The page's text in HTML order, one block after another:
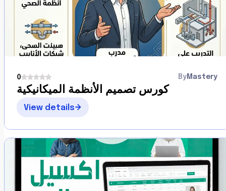
التعامل مع النصوص، الصور، الروابط، والجداول.
كتابة كود "نظيف" متوافق مع محركات البحث (SEO
Friendly).
2. التنسيق والجمالية باستخدام CSS3:
التحكم في الألوان، الخطوط، والمساحات (Box Model).
احتراف أنظمة التوزيع الحديثة (Flexbox & CSS Grid)
جعل الموقع متجاوباً (Responsive Design) ليعمل ببراعة
على الموبايل والتابلت والحاسوب.
إضافة الحيوية للموقع عبر الانتقالات (Transitions)
والرسوم المتحركة (Animations).
0 By Mastery
كورس تصميم الأنظمة الميكانيكية
View details